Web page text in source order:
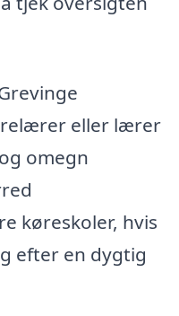
eller lærer
omegn
køreskoler, hvis
efter en dygtig